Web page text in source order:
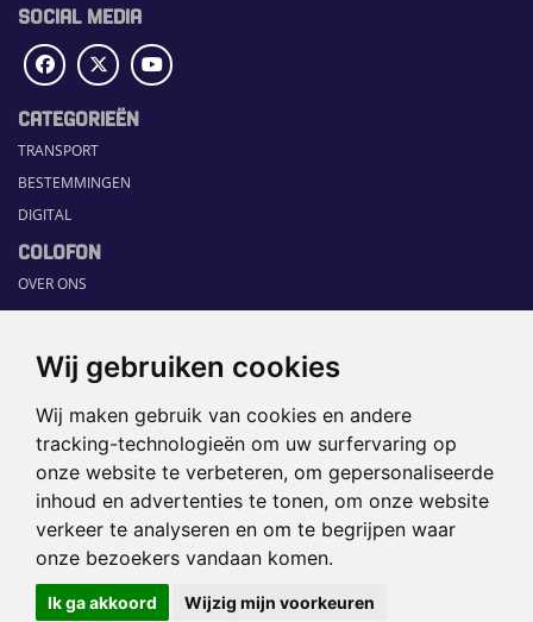
Wij gebruiken cookies
Wij maken gebruik van cookies en andere
tracking-technologieën om uw surfervaring op
onze website te verbeteren, om gepersonaliseerde
inhoud en advertenties te tonen, om onze website
verkeer te analyseren en om te begrijpen waar
onze bezoekers vandaan komen.
Ik ga akkoord Wijzig mijn voorkeuren
SOCIAL MEDIA
CATEGORIEËN
TRANSPORT
BESTEMMINGEN
DIGITAL
COLOFON
OVER ONS
COMMUNICATION PLATFORM
RUBRIEKEN
HOME
SECTORGIDS
JOBS
HAPPENING
©2026 TRAVEL360° |SITEMAP
DISCLAIMER|PRIVACYBELEID|